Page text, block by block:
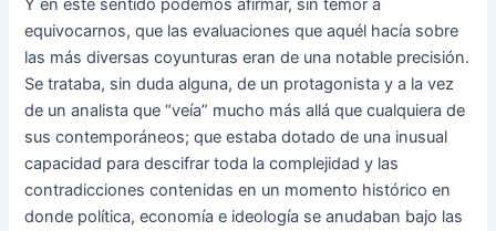
Y en este sentido podemos afirmar, sin temor a
equivocarnos, que las evaluaciones que aquél hacía sobre
las más diversas coyunturas eran de una notable precisión.
Se trataba, sin duda alguna, de un protagonista y a la vez
de un analista que “veía” mucho más allá que cualquiera de
sus contemporáneos; que estaba dotado de una inusual
capacidad para descifrar toda la complejidad y las
contradicciones contenidas en un momento histórico en
donde política, economía e ideología se anudaban bajo las